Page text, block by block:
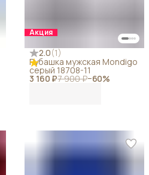
Акция
2.0(1)
3 160 ₽7 900 ₽−60%
Рубашка мужская Mondigo
серый 18708-11